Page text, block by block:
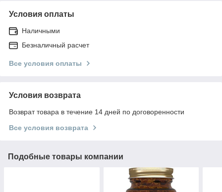
Условия оплаты
Наличными
Безналичный расчет
Все условия оплаты
Условия возврата
Возврат товара в течение 14 дней по договоренности
Все условия возврата
Подобные товары компании